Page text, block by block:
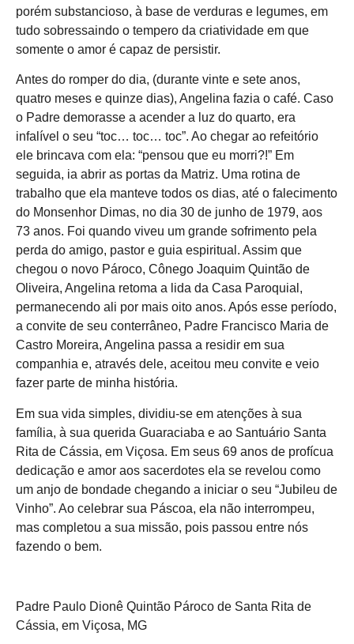
porém substancioso, à base de verduras e legumes, em
tudo sobressaindo o tempero da criatividade em que
somente o amor é capaz de persistir.
Antes do romper do dia, (durante vinte e sete anos,
quatro meses e quinze dias), Angelina fazia o café. Caso
o Padre demorasse a acender a luz do quarto, era
infalível o seu “toc… toc… toc”. Ao chegar ao refeitório
ele brincava com ela: “pensou que eu morri?!” Em
seguida, ia abrir as portas da Matriz. Uma rotina de
trabalho que ela manteve todos os dias, até o falecimento
do Monsenhor Dimas, no dia 30 de junho de 1979, aos
73 anos. Foi quando viveu um grande sofrimento pela
perda do amigo, pastor e guia espiritual. Assim que
chegou o novo Pároco, Cônego Joaquim Quintão de
Oliveira, Angelina retoma a lida da Casa Paroquial,
permanecendo ali por mais oito anos. Após esse período,
a convite de seu conterrâneo, Padre Francisco Maria de
Castro Moreira, Angelina passa a residir em sua
companhia e, através dele, aceitou meu convite e veio
fazer parte de minha história.
Em sua vida simples, dividiu-se em atenções à sua
família, à sua querida Guaraciaba e ao Santuário Santa
Rita de Cássia, em Viçosa. Em seus 69 anos de profícua
dedicação e amor aos sacerdotes ela se revelou como
um anjo de bondade chegando a iniciar o seu “Jubileu de
Vinho”. Ao celebrar sua Páscoa, ela não interrompeu,
mas completou a sua missão, pois passou entre nós
fazendo o bem.
Padre Paulo Dionê Quintão Pároco de Santa Rita de
Cássia, em Viçosa, MG